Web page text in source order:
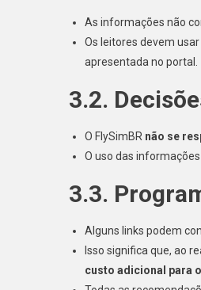
As informações não
Os leitores devem
apresentada no portal.
3.2.
O FlySimBR não se
O uso das
3.3.
Alguns links podem
Isso significa que, ao
custo adicional para